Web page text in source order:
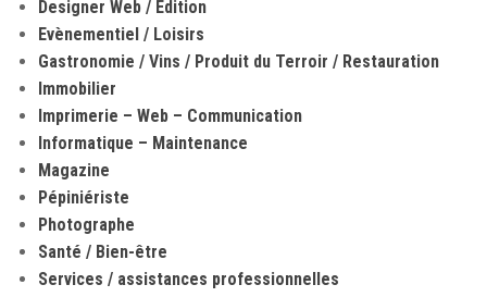
Designer Web / Edition
Evènementiel / Loisirs
Gastronomie / Vins / Produit du Terroir / Restauration
Immobilier
Imprimerie – Web – Communication
Informatique – Maintenance
Magazine
Pépiniériste
Photographe
Santé / Bien-être
Services / assistances professionnelles